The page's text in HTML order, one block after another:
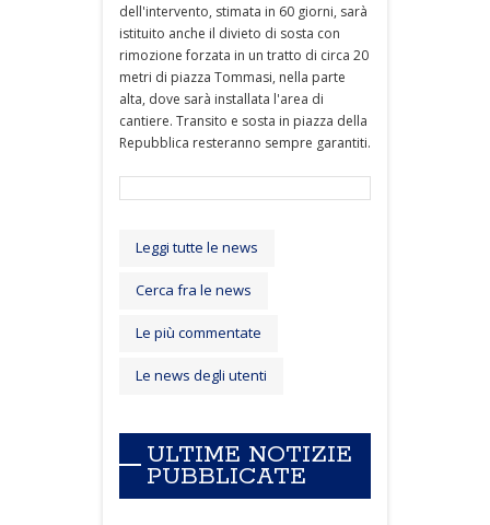
dell'intervento, stimata in 60 giorni, sarà
istituito anche il divieto di sosta con
rimozione forzata in un tratto di circa 20
metri di piazza Tommasi, nella parte
alta, dove sarà installata l'area di
cantiere. Transito e sosta in piazza della
Repubblica resteranno sempre garantiti.
Leggi tutte le news
Cerca fra le news
Le più commentate
Le news degli utenti
ULTIME NOTIZIE
PUBBLICATE